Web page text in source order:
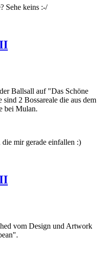
Sehe keins :-/
Ballsall auf "Das Schöne
2 Bossareale die aus dem
bei Mulan.
mir gerade einfallen :)
vom Design und Artwork